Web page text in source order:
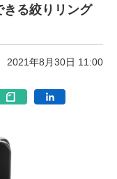
る絞りリング
2021年8月30日 11:00